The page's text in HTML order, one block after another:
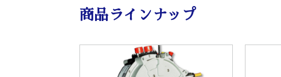
商品ラインナップ